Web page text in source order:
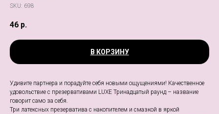
SKU: 698
46 р.
В КОРЗИНУ
Удивите партнера и порадуйте себя новыми ощущениями! Качественное
удовольствие с презервативами LUXE Тринадцатый раунд – название
говорит само за себя.
Три латексных презерватива с накопителем и смазкой в яркой